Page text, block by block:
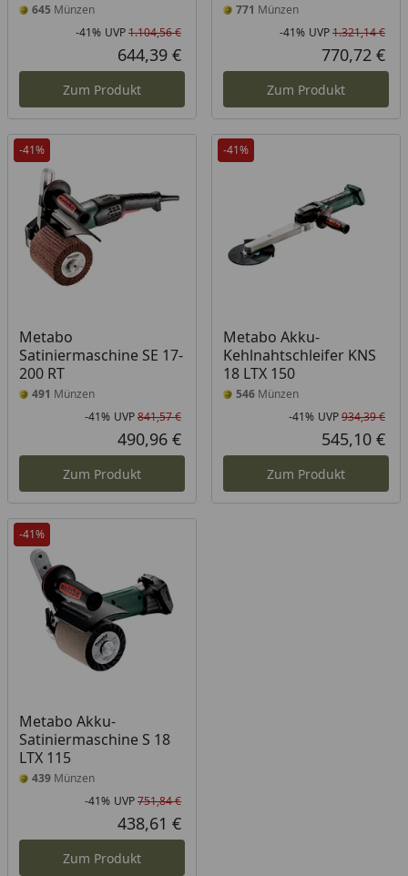
645 Münzen
Rabatt in Prozent
-41%
Ursprünglicher Preis
UVP1.104,56 €
Aktueller Preis
644,39 €
Zum Produkt
771 Münzen
-41% UVP1.321,14 €
770,72 €
Zum Produkt
-41%
Metabo
Satiniermaschine SE 17-
200 RT
491 Münzen
Rabatt in Prozent
-41%
Ursprünglicher Preis
UVP841,57 €
Aktueller Preis
490,96 €
Zum Produkt
-41%
Metabo Akku-
Kehlnahtschleifer KNS
18 LTX 150
546Münzen
-41% UVP934,39 €
545,10 €
Zum Produkt
-41%
Metabo Akku-
Satiniermaschine S 18
LTX 115
439 Münzen
Rabatt in Prozent
-41%
Ursprünglicher Preis
UVP751,84 €
Aktueller Preis
438,61 €
Zum Produkt